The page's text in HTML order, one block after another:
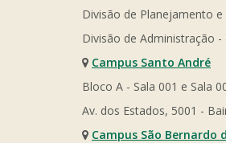
Divisão de Planejamento
Divisão de Administração -
Campus Santo André
Bloco A - Sala 001 e Sala
Av. dos Estados, 5001 -
Campus São Bernardo